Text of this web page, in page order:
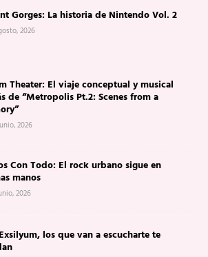
Gorges: La historia de Nintendo Vol. 2
2026
Theater: El viaje conceptual y musical
de “Metropolis Pt.2: Scenes from a
2026
Con Todo: El rock urbano sigue en
manos
2026
los que van a escucharte te